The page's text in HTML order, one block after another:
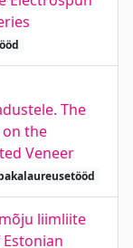
The
on the
Veneer
liimliite